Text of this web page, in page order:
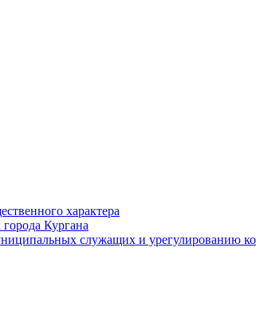
характера
Кургана
служащих и урегулированию